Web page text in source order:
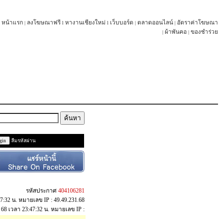
หน้าแรก | ลงโฆษณาฟรี l หางานเชียงใหม่ l เว็บบอร์ด | ตลาดออนไลน์ | อัตราค่าโฆษณา
| ผ้าพันคอ | ของชำร่วย
ลืมรหัสผ่าน
รหัสประกาศ 404106281
น. หมายเลข IP : 49.49.231.68
เวลา 23:47:32 น. หมายเลข IP :